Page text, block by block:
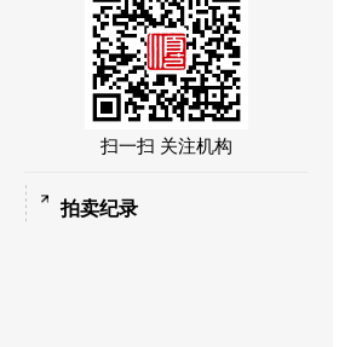
扫一扫 关注机构
拍卖纪录